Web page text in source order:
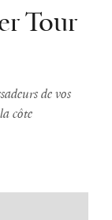
Tour
de vos
côte